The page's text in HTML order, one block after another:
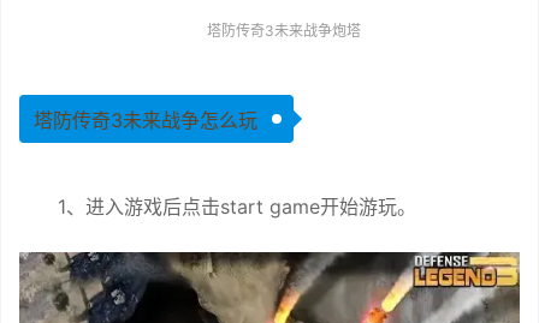
塔防传奇3未来战争炮塔
塔防传奇3未来战争怎么玩
1、进入游戏后点击start game开始游玩。